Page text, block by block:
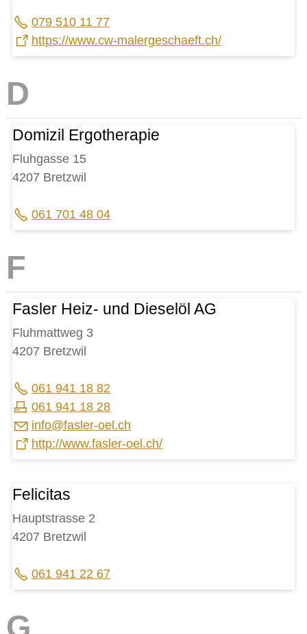
079 510 11 77
https://www.cw-malergeschaeft.ch/
Domizil Ergotherapie
Fluhgasse 15
4207 Bretzwil
061 701 48 04
Fasler Heiz- und Dieselöl AG
Fluhmattweg 3
4207 Bretzwil
061 941 18 82
061 941 18 28
nf
f sl r- l ch
http://www.fasler-oel.ch/
Felicitas
Hauptstrasse 2
4207 Bretzwil
061 941 22 67